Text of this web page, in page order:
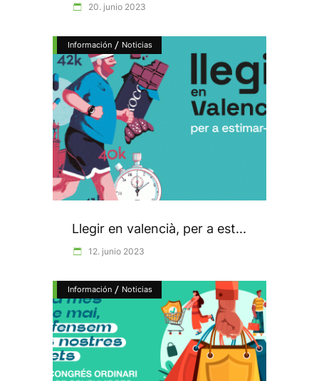
20. junio 2023
Información / Noticias
Llegir en valencià, per a est...
12. junio 2023
Información / Noticias